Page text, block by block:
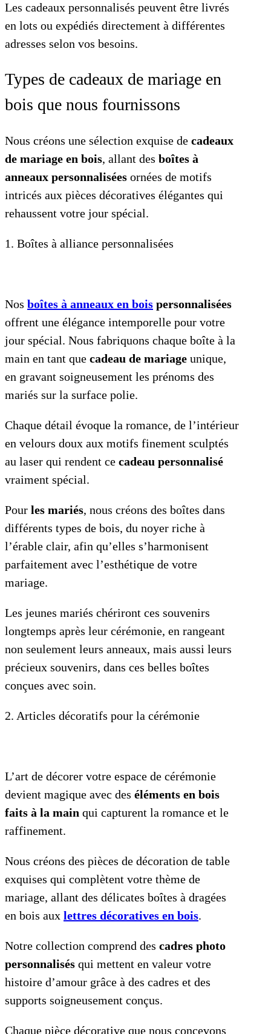
Les cadeaux personnalisés peuvent être livrés
en lots ou expédiés directement à différentes
adresses selon vos besoins.
Types de cadeaux de mariage en
bois que nous fournissons
Nous créons une sélection exquise de cadeaux
de mariage en bois, allant des boîtes à
anneaux personnalisées ornées de motifs
intricés aux pièces décoratives élégantes qui
rehaussent votre jour spécial.
1. Boîtes à alliance personnalisées
Nos boîtes à anneaux en bois personnalisées
offrent une élégance intemporelle pour votre
jour spécial. Nous fabriquons chaque boîte à la
main en tant que cadeau de mariage unique,
en gravant soigneusement les prénoms des
mariés sur la surface polie.
Chaque détail évoque la romance, de l’intérieur
en velours doux aux motifs finement sculptés
au laser qui rendent ce cadeau personnalisé
vraiment spécial.
Pour les mariés, nous créons des boîtes dans
différents types de bois, du noyer riche à
l’érable clair, afin qu’elles s’harmonisent
parfaitement avec l’esthétique de votre
mariage.
Les jeunes mariés chériront ces souvenirs
longtemps après leur cérémonie, en rangeant
non seulement leurs anneaux, mais aussi leurs
précieux souvenirs, dans ces belles boîtes
conçues avec soin.
2. Articles décoratifs pour la cérémonie
L’art de décorer votre espace de cérémonie
devient magique avec des éléments en bois
faits à la main qui capturent la romance et le
raffinement.
Nous créons des pièces de décoration de table
exquises qui complètent votre thème de
mariage, allant des délicates boîtes à dragées
en bois aux lettres décoratives en bois.
Notre collection comprend des cadres photo
personnalisés qui mettent en valeur votre
histoire d’amour grâce à des cadres et des
supports soigneusement conçus.
Chaque pièce décorative que nous concevons